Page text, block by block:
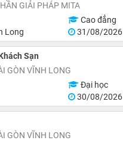
GIẢI PHÁP MITA
Cao đẳng
Long
31/08/2026
Sạn
GÒN VĨNH LONG
Đại học
30/08/2026
GÒN VĨNH LONG